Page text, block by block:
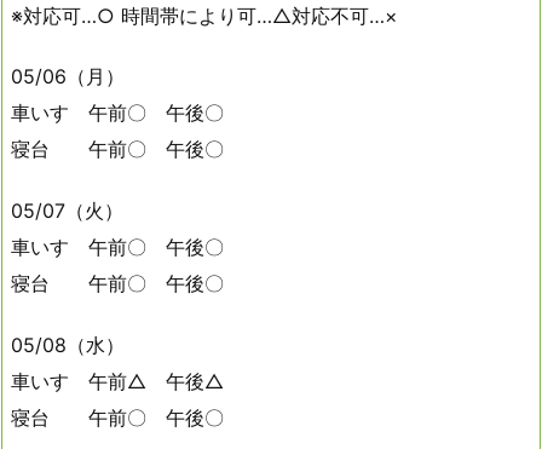
※対応可…○ 時間帯により可…△対応不可…×
05/06（月）
車いす 午前〇 午後〇
寝台 午前〇 午後〇
05/07（火）
車いす 午前〇 午後〇
寝台 午前〇 午後〇
05/08（水）
車いす 午前△ 午後△
寝台 午前〇 午後〇